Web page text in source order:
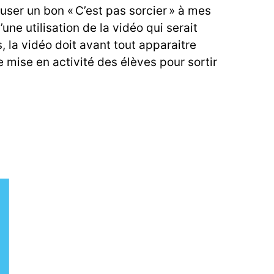
un bon « C’est pas sorcier » à mes
utilisation de la vidéo qui serait
la vidéo doit avant tout apparaitre
en activité des élèves pour sortir